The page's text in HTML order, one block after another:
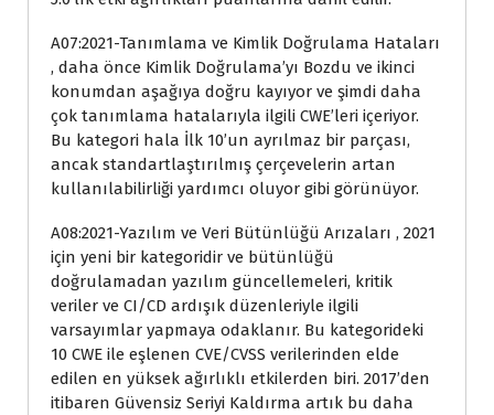
A07:2021-Tanımlama ve Kimlik Doğrulama Hataları
, daha önce Kimlik Doğrulama’yı Bozdu ve ikinci
konumdan aşağıya doğru kayıyor ve şimdi daha
çok tanımlama hatalarıyla ilgili CWE’leri içeriyor.
Bu kategori hala İlk 10’un ayrılmaz bir parçası,
ancak standartlaştırılmış çerçevelerin artan
kullanılabilirliği yardımcı oluyor gibi görünüyor.
A08:2021-Yazılım ve Veri Bütünlüğü Arızaları , 2021
için yeni bir kategoridir ve bütünlüğü
doğrulamadan yazılım güncellemeleri, kritik
veriler ve CI/CD ardışık düzenleriyle ilgili
varsayımlar yapmaya odaklanır. Bu kategorideki
10 CWE ile eşlenen CVE/CVSS verilerinden elde
edilen en yüksek ağırlıklı etkilerden biri. 2017’den
itibaren Güvensiz Seriyi Kaldırma artık bu daha